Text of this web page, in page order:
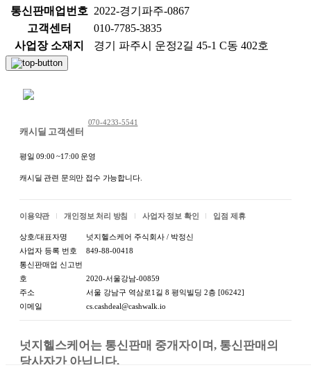
한 사항
제조국
제조국 또는 원산지:상세정
보별도표기
호 또는 소비자 상담
통신판매업번호 2022-경기파주-0867
고객센터
010-7785-3835
사업장 소재지
경기 파주시 운정2길 45-1 C동 402호
캐시딜 고객센터
070-4233-5541
평일 09:00 ~17:00 운영
캐시딜 관련 문의만 접수 가능합니다.
이용약관 개인정보 처리 방침 사업자 정보 확인 입점 제휴
상호/대표자명
넛지헬스케어 주식회사 / 박정신
사업자 등록 번호
849-88-00418
통신판매업 신고번
호
2020-서울강남-00859
주소
서울 강남구 역삼로1길 8 평익빌딩 2층 [06242]
이메일
cs.cashdeal@cashwalk.io
넛지헬스케어는 통신판매 중개자이며, 통신판매의
당사자가 아닙니다.